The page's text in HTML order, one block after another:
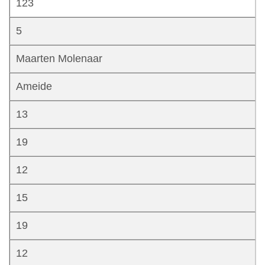
123
5
Maarten Molenaar
Ameide
13
19
12
15
19
12